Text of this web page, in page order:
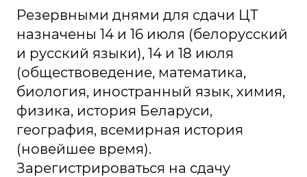
Резервными днями для сдачи ЦТ
назначены 14 и 16 июля (белорусский
и русский языки), 14 и 18 июля
(обществоведение, математика,
биология, иностранный язык, химия,
физика, история Беларуси,
география, всемирная история
(новейшее время).
Зарегистрироваться на сдачу